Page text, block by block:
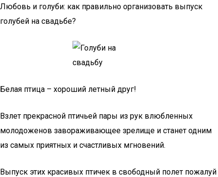
Любовь и голуби: как правильно организовать выпуск
голубей на свадьбе?
Белая птица – хороший летный друг!
Взлет прекрасной птичьей пары из рук влюбленных
молодоженов завораживающее зрелище и станет одним
из самых приятных и счастливых мгновений.
Выпуск этих красивых птичек в свободный полет пожалуй